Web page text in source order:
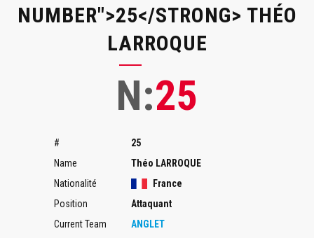
NUMBER">25</STRONG> THÉO
LARROQUE
N:25
#
25
Name
Théo LARROQUE
Nationalité
France
Position
Attaquant
Current Team
ANGLET